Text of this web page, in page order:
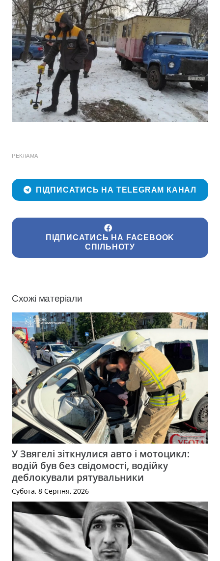
РЕКЛАМА
ПІДПИСАТИСЬ НА TELEGRAM КАНАЛ
ПІДПИСАТИСЬ НА FACEBOOK
СПІЛЬНОТУ
Схожі матеріали
У Звягелі зіткнулися авто і мотоцикл:
водій був без свідомості, водійку
деблокували рятувальники
Субота, 8 Серпня, 2026